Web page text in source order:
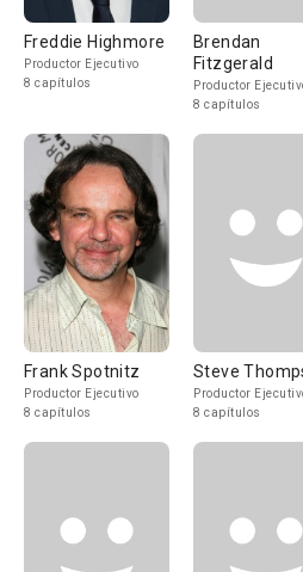
Freddie Highmore
Productor Ejecutivo
8 capítulos
Brendan
Fitzgerald
Productor
8 capítulos
Frank Spotnitz
Productor Ejecutivo
8 capítulos
Steve
Productor
8 capítulos